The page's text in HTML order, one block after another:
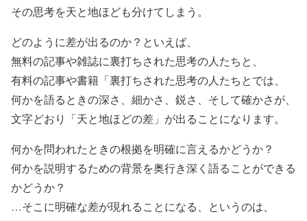
その思考を天と地ほども分けてしまう。
どのように差が出るのか？といえば、
無料の記事や雑誌に裏打ちされた思考の人たちと、
有料の記事や書籍「裏打ちされた思考の人たちとでは、
何かを語るときの深さ、細かさ、鋭さ、そして確かさが、
文字どおり「天と地ほどの差」が出ることになります。
何かを問われたときの根拠を明確に言えるかどうか？
何かを説明するための背景を奥行き深く語ることができる
かどうか？
…そこに明確な差が現れることになる、というのは、